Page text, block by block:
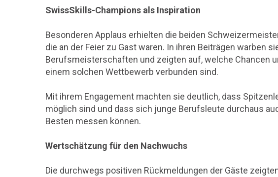
SwissSkills-Champions als Inspiration
Besonderen Applaus erhielten die beiden
die an der Feier zu Gast waren. In ihren Beiträgen warben
Berufsmeisterschaften und zeigten auf, welche Chancen
einem solchen Wettbewerb verbunden sind.
Mit ihrem Engagement machten sie deutlich, dass
möglich sind und dass sich junge Berufsleute durchaus
Besten messen können.
Wertschätzung für den Nachwuchs
Die durchwegs positiven Rückmeldungen der Gäste